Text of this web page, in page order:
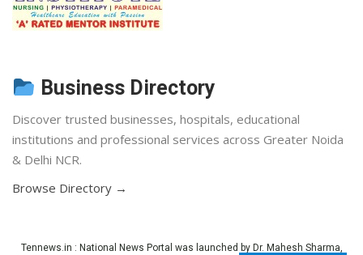
Business Directory
Discover trusted businesses, hospitals, educational
institutions and professional services across Greater Noida
& Delhi NCR.
Browse Directory →
Tennews.in : National News Portal was launched by Dr. Mahesh Sharma,